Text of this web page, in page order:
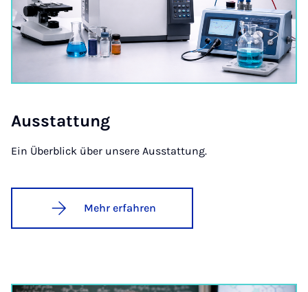
Ausstat­tung
Ein Überblick über unsere Ausstattung.
Mehr erfahren